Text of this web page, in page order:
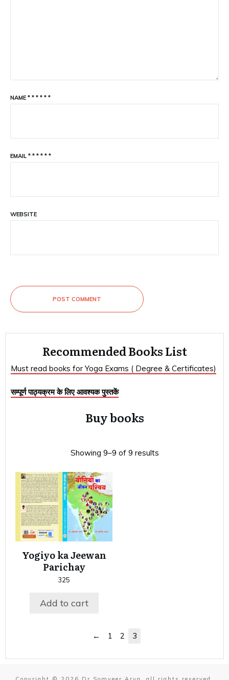
NAME * * * * * *
EMAIL * * * * * *
WEBSITE
POST COMMENT
Recommended Books List
Must read books for Yoga Exams ( Degree & Certificates)
सम्पूर्ण पाठ्यक्रम के लिए आवश्यक पुस्तकें
Buy books
Showing 9–9 of 9 results
Yogiyo ka Jeewan
Parichay
325
Add to cart
← 1 2 3